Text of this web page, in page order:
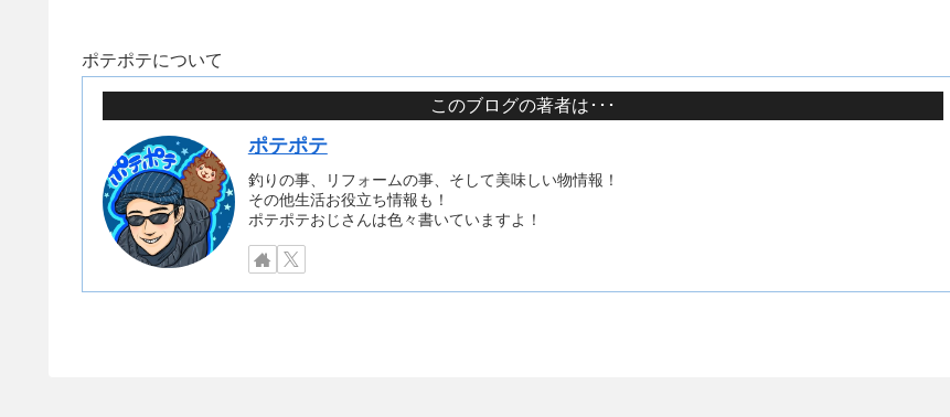
ポテポテについて
このブログの著者は･･･
ポテポテ
釣りの事、リフォームの事、そして美味しい物情報！
その他生活お役立ち情報も！
ポテポテおじさんは色々書いていますよ！